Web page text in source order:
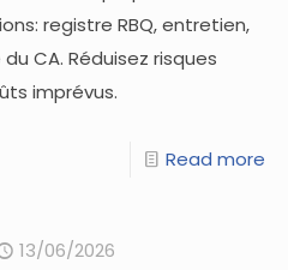
registre RBQ, entretien,
CA. Réduisez risques
imprévus.
Read more
13/06/2026